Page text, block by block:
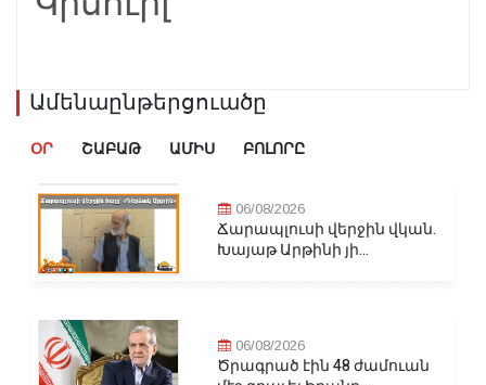
Ամենաընթերցուածը
ՕՐ ՇԱԲԱԹ ԱՄԻՍ ԲՈԼՈՐԸ
06/08/2026
Ճարապլուսի վերջին վկան.
Խայաթ Արթինի յի...
06/08/2026
Ծրագրած էին 48 ժամուան